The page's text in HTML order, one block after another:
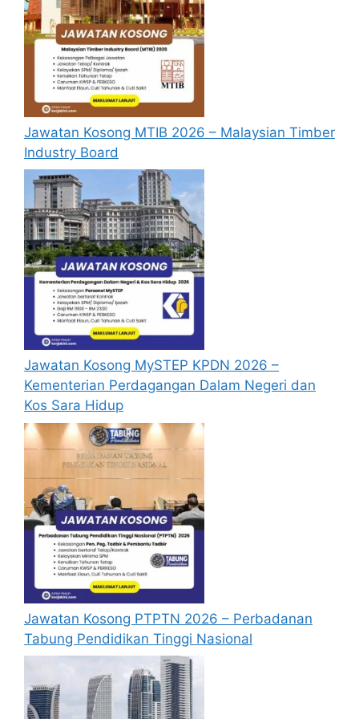
dalam perkhidmatan awam tertakluk kepada
kekosongan jawatan semasa.
Berikut merupakan syarat kelayakan
permohonan
Warganegara Malaysia;
Pemohon hendaklah mempunyai Sijil
Pelajaran Malaysia (SPM) atau kelayakan
yang diiktiraf setaraf dengannya oleh
Kerajaan;
Sekurang-kurangnya Kepujian (Gred C)
dalam mata pelajaran Bahasa Melayu di
peringkat SPM/SPM(V);
Pemohon hendaklah memenuhi syarat
kelayakan akademik minimum di
peringkat SPM/SPM(V) berdasarkan jenis
Latihan Separa Perubatan yang dimohon,
sila rujuk jenis-jenis Latihan Separa
Perubatan.
Kategori Pemohon dan Had
Umur
Pemohon merupakan calon lepasan
SPM/SPMV:
Berumur tidak kurang daripada 17 tahun
dan tidak melebihi 25 tahun pada sesi
pengajian semasa.
Pemohon merupakan Pegawai Sedang
Berkhidmat (PSB) Perkhidmatan Awam Am
Persekutuan yang layak dipertimbangkan
bagi Peningkatan Secara Lantikan (PSL):
Jawatan Kosong MTIB 2026 – Malaysian Timber
Industry Board
Jawatan Kosong MySTEP KPDN 2026 –
Kementerian Perdagangan Dalam Negeri dan
Kos Sara Hidup
Jawatan Kosong PTPTN 2026 – Perbadanan
Tabung Pendidikan Tinggi Nasional